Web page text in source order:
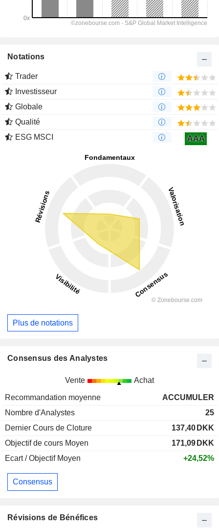
Notations
Trader
Investisseur
Globale
Qualité
ESG MSCI
AAA
Plus de notations
Consensus des Analystes
Vente Achat
Recommandation moyenne
ACCUMULER
Nombre d'Analystes
25
Dernier Cours de Cloture
137,40 DKK
Objectif de cours Moyen
171,09 DKK
Ecart / Objectif Moyen
+24,52%
Consensus
Révisions de Bénéfices